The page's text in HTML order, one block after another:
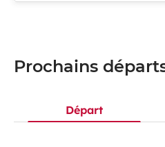
Prochains
Départ